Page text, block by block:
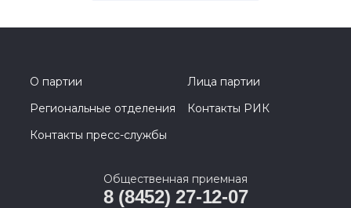
О партии
Лица партии
Региональные отделения
Контакты РИК
Контакты пресс-службы
Общественная приемная
8 (8452) 27-12-07